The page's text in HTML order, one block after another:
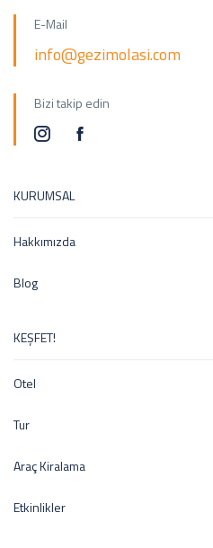
E-Mail
info@gezimolasi.com
Bizi takip edin
KURUMSAL
Hakkımızda
Blog
KEŞFET!
Otel
Tur
Araç Kiralama
Etkinlikler